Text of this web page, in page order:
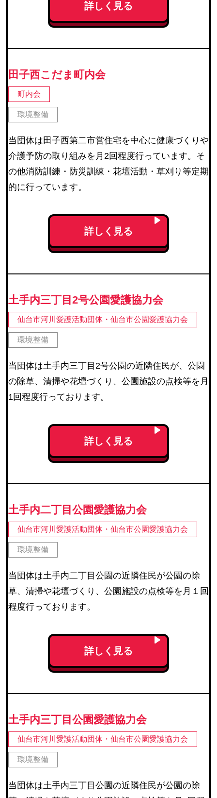
詳しく見る
田子西こだま町内会
町内会
環境整備
当団体は田子西第二市営住宅を中心に健康づくりや
介護予防の取り組みを月2回程度行っています。そ
の他消防訓練・防災訓練・花壇活動・草刈り等定期
的に行っています。
詳しく見る
土手内三丁目2号公園愛護協力会
仙台市河川愛護活動団体・仙台市公園愛護協力会
環境整備
当団体は土手内三丁目2号公園の近隣住民が、公園
の除草、清掃や花壇づくり、公園施設の点検等を月
1回程度行っております。
詳しく見る
土手内二丁目公園愛護協力会
仙台市河川愛護活動団体・仙台市公園愛護協力会
環境整備
当団体は土手内二丁目公園の近隣住民が公園の除
草、清掃や花壇づくり、公園施設の点検等を月１回
程度行っております。
詳しく見る
土手内三丁目公園愛護協力会
仙台市河川愛護活動団体・仙台市公園愛護協力会
環境整備
当団体は土手内三丁目公園の近隣住民が公園の除